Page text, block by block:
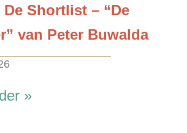
Shortlist – “De
van Peter Buwalda
»